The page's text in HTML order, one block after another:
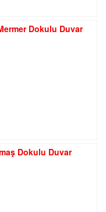
Dokulu Duvar
Dokulu Duvar